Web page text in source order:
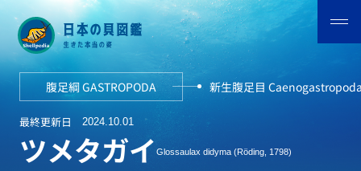
腹足綱 GASTROPODA 新生腹足目
最終更新日 2024.10.01
ツメタガイGlossaulax didyma (Röding, 1798)